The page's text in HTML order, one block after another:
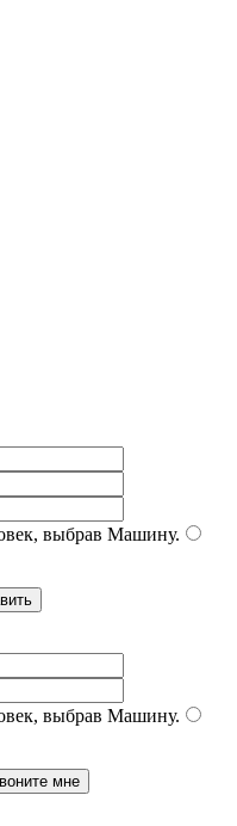
выбрав Машину.
выбрав Машину.